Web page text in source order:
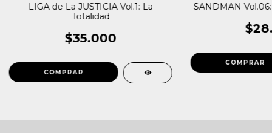
LIGA de La JUSTICIA Vol.1: La
Totalidad
$35.000
SANDMAN